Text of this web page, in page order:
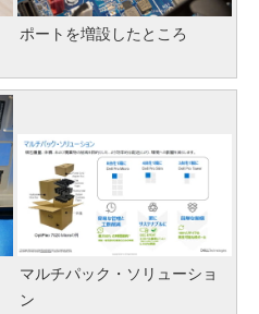
ポートを増設したところ
マルチパック・ソリューショ
ン